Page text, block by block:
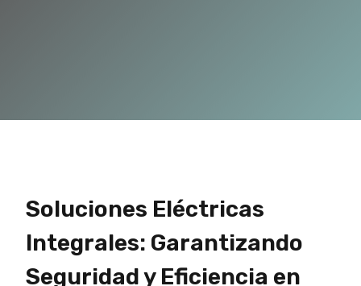
Soluciones Eléctricas
Integrales: Garantizando
Seguridad y Eficiencia en